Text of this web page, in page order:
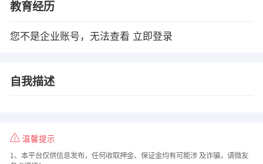
教育经历
您不是企业账号，无法查看 立即登录
自我描述
温馨提示
1、本平台仅供信息发布，任何收取押金、保证金均有可能涉 及诈骗，请微友